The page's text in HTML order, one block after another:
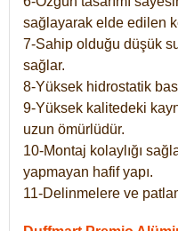
sağlayarak elde edilen
7-Sahip olduğu düşük
sağlar.
8-Yüksek hidrostatik
9-Yüksek kalitedeki
uzun ömürlüdür.
10-Montaj kolaylığı
yapmayan hafif yapı.
11-Delinmelere ve